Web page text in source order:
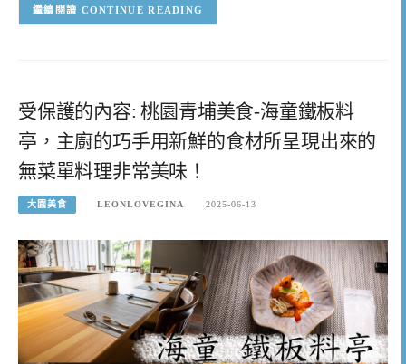
CONTINUE READING
受保護的內容: 桃園青埔美食-海童鐵板料
亭，主廚的巧手用新鮮的食材所呈現出來的
無菜單料理非常美味！
大園美食 LEONLOVEGINA 2025-06-13